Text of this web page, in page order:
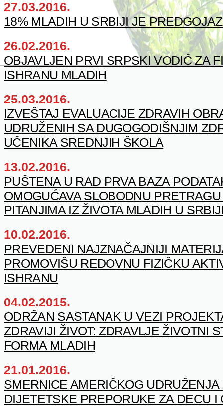
27.03.2016.
18% MLADIH U SRBIJI JE
26.02.2016.
OBJAVLJEN PRVI SRPSKI VODIČ ZA
ISHRANU MLADIH
25.03.2016.
IZVEŠTAJ EVALUACIJE ZDRAVIH
UDRUŽENIH SA DUGOGODIŠNJIM
UČENIKA SREDNJIH ŠKOLA
13.02.2016.
PUŠTENA U RAD PRVA BAZA
OMOGUĆAVA SLOBODNU
PITANJIMA IZ ŽIVOTA MLADIH U
10.02.2016.
PREVEDENI NAJZNAČAJNIJI
PROMOVIŠU REDOVNU FIZIČKU
ISHRANU
04.02.2015.
ODRŽAN SASTANAK U VEZI
ZDRAVIJI ŽIVOT: ZDRAVLJE ŽIVOTNI
FORMA MLADIH
21.01.2016.
SMERNICE AMERIČKOG UDRUŽENJA
DIJETETSKE PREPORUKE ZA DECU I